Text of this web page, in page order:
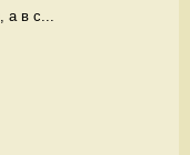
а в с...